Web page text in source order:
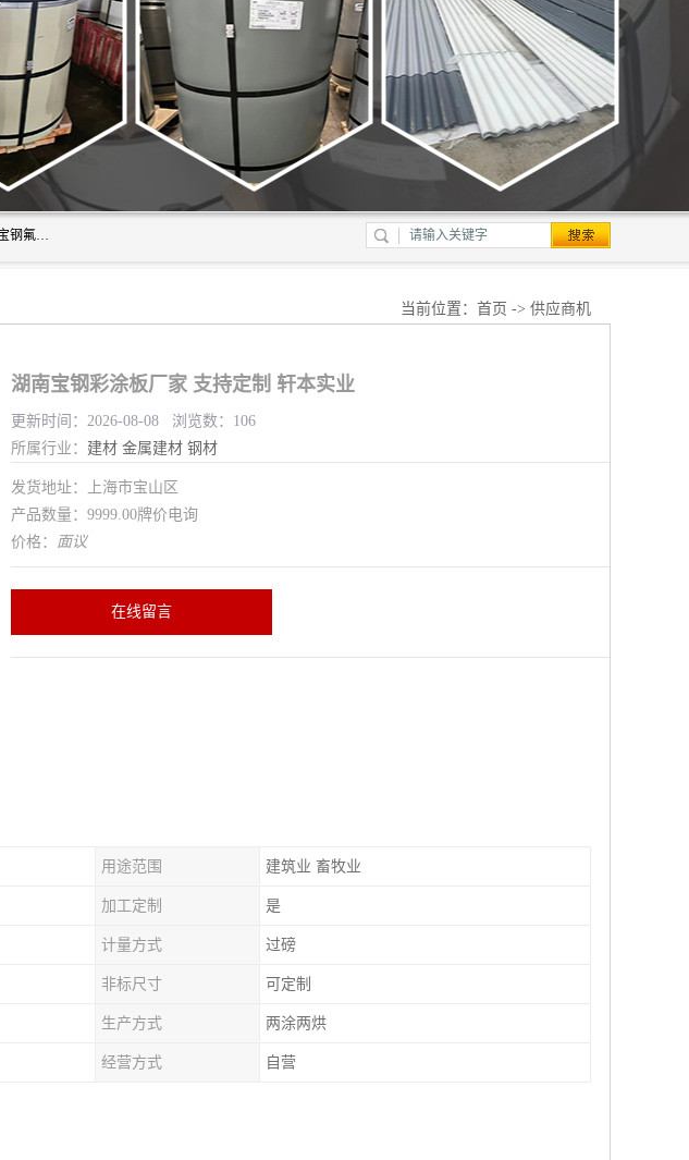
上海轩本实业有限公司主营产品：宝钢彩钢板、宝钢彩钢卷、宝钢彩涂板、宝钢彩涂卷、宝钢高耐候彩钢板，宝钢氟碳彩钢板。是一家集钢铁贸易，物流、加工为一体的产业全配套公司。
当前位置： 首页 -> 供应商机
湖南宝钢彩涂板厂家 支持定制 轩本实业
更新时间：2026-08-08 浏览数：106
所属行业： 建材 金属建材 钢材
发货地址：上海市宝山区
产品数量：9999.00牌价电询
价格： 面议
在线留言
用途范围 建筑业 畜牧业
加工定制 是
计量方式 过磅
非标尺寸 可定制
生产方式 两涂两烘
经营方式 自营